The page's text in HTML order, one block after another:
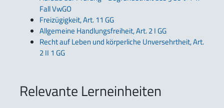
Fall VwGO
Freizügigkeit, Art. 11 GG
Allgemeine Handlungsfreiheit, Art. 2 I GG
Recht auf Leben und körperliche Unversehrtheit, Art.
2 II 1 GG
Relevante Lerneinheiten